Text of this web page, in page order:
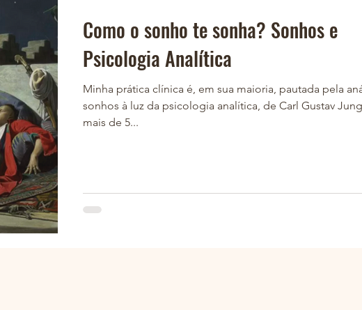
Como o sonho te sonha? Sonhos e
Psicologia Analítica
Minha prática clínica é, em sua maioria, pautada pela
sonhos à luz da psicologia analítica, de Carl Gustav
mais de 5...